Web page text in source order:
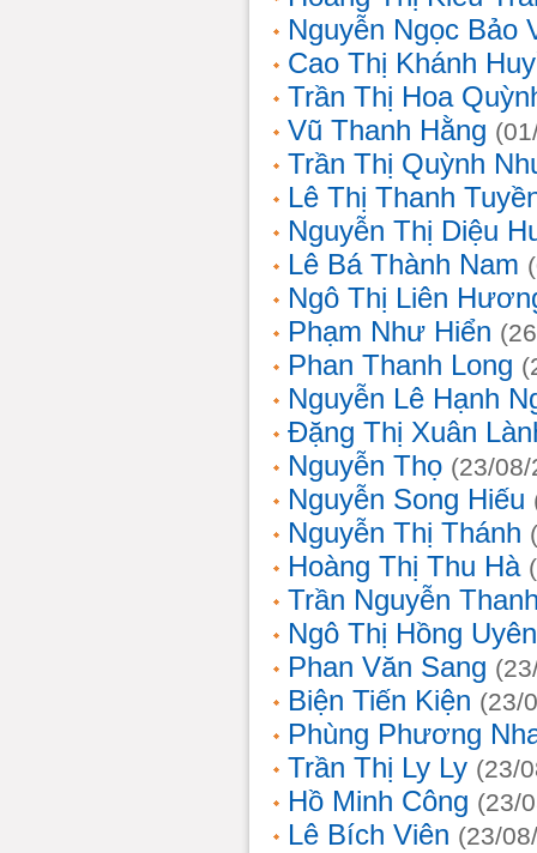
Nguyễn Ngọc Bảo
Cao Thị Khánh
Trần Thị Hoa
Vũ Thanh Hằng
Trần Thị Quỳnh
Lê Thị Thanh
Nguyễn Thị Diệu
Lê Bá Thành Nam
Ngô Thị Liên
Phạm Như Hiển
Phan Thanh Long
Nguyễn Lê Hạnh
Đặng Thị Xuân
Nguyễn Thọ (23/
Nguyễn Song Hiếu
Nguyễn Thị Thánh
Hoàng Thị Thu Hà
Trần Nguyễn
Ngô Thị Hồng Uyên
Phan Văn Sang
Biện Tiến Kiện (23/
Phùng Phương
Trần Thị Ly Ly (23/
Hồ Minh Công (23/
Lê Bích Viên (23/